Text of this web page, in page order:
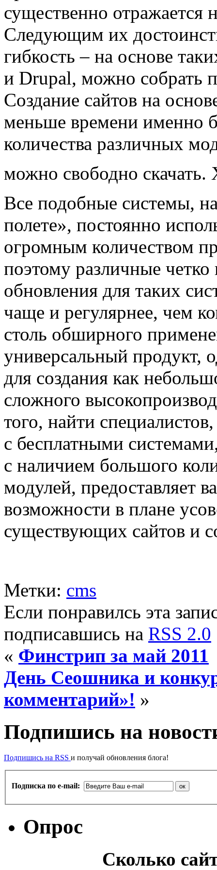
существенно отражается
Следующим их
гибкость – на основе
и Drupal, можно собрать
Создание сайтов на
меньше времени именно
количества различных
можно свободно
Все подобные системы,
полете», постоянно
огромным количеством
поэтому различные
обновления для таких
чаще и регулярнее, чем
столь обширного
универсальный продукт,
для создания как
сложного
того, найти
с бесплатными
с наличием большого
модулей, предоставляет
возможности в плане
существующих сайтов и
Метки: cms
Если понравилсь эта
подписавшись на RSS 2.0
« Финстрип за май 2011
День Сеошника и
комментарий»! »
Подпишись на
Подпишись на RSS и получай обновления блога!
Подписка по e-mail:
Опрос
Сколько